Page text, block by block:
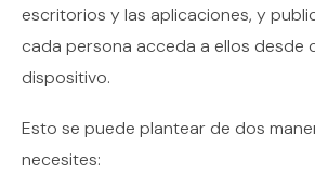
escritorios y las aplicaciones, y
cada persona acceda a ellos desde
dispositivo.
Esto se puede plantear de dos
necesites: